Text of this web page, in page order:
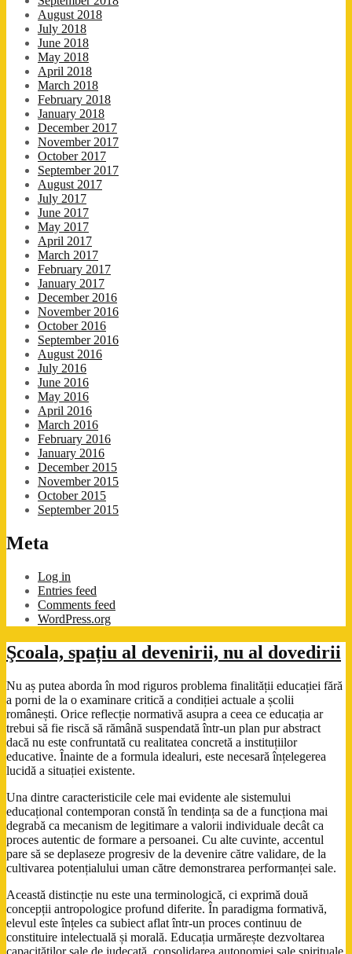
August 2018
July 2018
June 2018
May 2018
April 2018
March 2018
February 2018
January 2018
December 2017
November 2017
October 2017
September 2017
August 2017
July 2017
June 2017
May 2017
April 2017
March 2017
February 2017
January 2017
December 2016
November 2016
October 2016
September 2016
August 2016
July 2016
June 2016
May 2016
April 2016
March 2016
February 2016
January 2016
December 2015
November 2015
October 2015
September 2015
Meta
Log in
Entries feed
Comments feed
WordPress.org
Şcoala, spațiu al devenirii, nu al dovedirii
Nu aș putea aborda în mod riguros problema finalității educației fără
a porni de la o examinare critică a condiției actuale a școlii
românești. Orice reflecție normativă asupra a ceea ce educația ar
trebui să fie riscă să rămână suspendată într-un plan pur abstract
dacă nu este confruntată cu realitatea concretă a instituțiilor
educative. Înainte de a formula idealuri, este necesară înțelegerea
lucidă a situației existente.
Una dintre caracteristicile cele mai evidente ale sistemului
educațional contemporan constă în tendința sa de a funcționa mai
degrabă ca mecanism de legitimare a valorii individuale decât ca
proces autentic de formare a persoanei. Cu alte cuvinte, accentul
pare să se deplaseze progresiv de la devenire către validare, de la
cultivarea potențialului uman către demonstrarea performanței sale.
Această distincție nu este una terminologică, ci exprimă două
concepții antropologice profund diferite. În paradigma formativă,
elevul este înțeles ca subiect aflat într-un proces continuu de
constituire intelectuală și morală. Educația urmărește dezvoltarea
capacităților sale de judecată, consolidarea autonomiei sale spirituale